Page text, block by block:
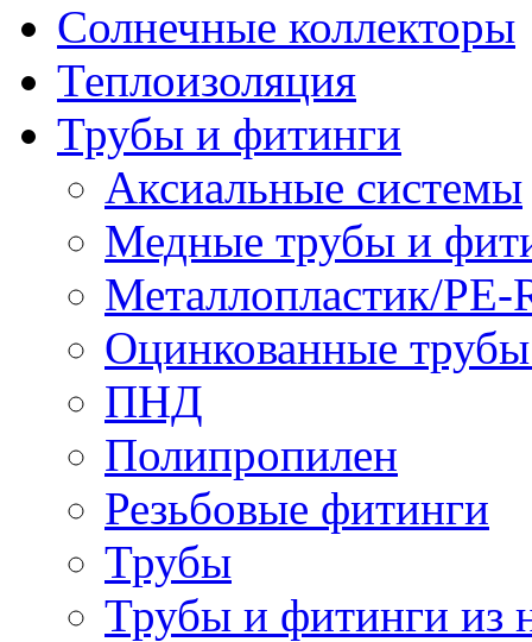
Солнечные коллекторы
Теплоизоляция
Трубы и фитинги
Аксиальные системы
Медные трубы и
Металлопластик/
Оцинкованные
ПНД
Полипропилен
Резьбовые фитинги
Трубы
Трубы и фитинги из